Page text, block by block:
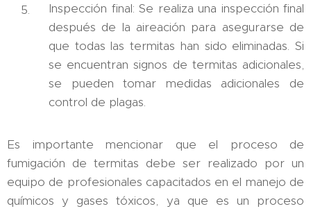
Inspección final: Se realiza una inspección final
después de la aireación para asegurarse de
que todas las termitas han sido eliminadas. Si
se encuentran signos de termitas adicionales,
se pueden tomar medidas adicionales de
control de plagas.
Es importante mencionar que el proceso de
fumigación de termitas debe ser realizado por un
equipo de profesionales capacitados en el manejo de
químicos y gases tóxicos, ya que es un proceso